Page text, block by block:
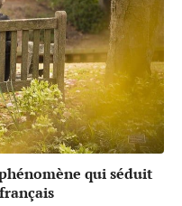
qui séduit